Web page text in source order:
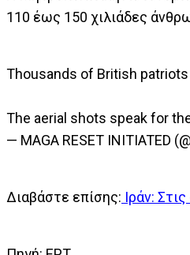
110 έως 150 χιλιάδες
Thousands of British
The aerial shots speak for
— MAGA RESET INITIATED
Διαβάστε επίσης: Ιράν: